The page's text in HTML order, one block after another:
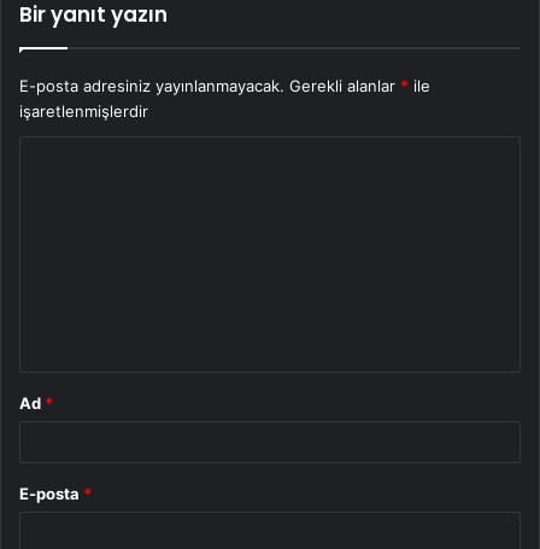
Bir yanıt yazın
E-posta adresiniz yayınlanmayacak. Gerekli alanlar * ile
işaretlenmişlerdir
Ad *
E-posta *